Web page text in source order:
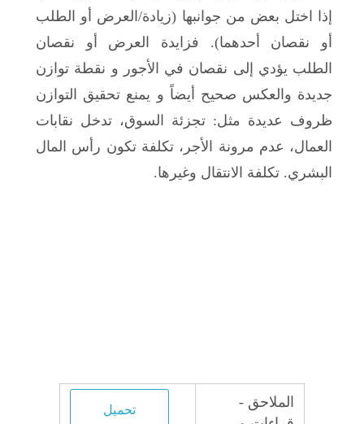
إذا اختل بعض من جوانبها (زيادة/العرض أو الطلب
أو نقصان أحدهما). فزايدة العرض أو نقصان
الطلب يؤدي إلى نقصان في الأجور و نقطة توازن
جديدة والعكس صحيح أيضاً و يمنع تحقيق التوازن
ظروف عديدة مثل: تجزئة السوق، تدخل نقابات
العمال، عدم مرونة الأجر، تكلفة تكون رأس المال
البشري. تكلفة الانتقال وغيرها.
الملاحق -
تحميل